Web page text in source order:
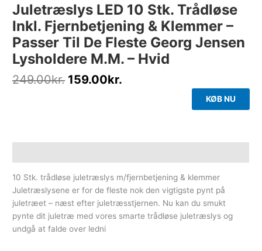
Juletræslys LED 10 Stk. Trådløse
Inkl. Fjernbetjening & Klemmer –
Passer Til De Fleste Georg Jensen
Lysholdere M.m. – Hvid
249.00kr. 159.00kr.
KØB NU
10 Stk. trådløse juletræslys m/fjernbetjening & klemmer
Juletræslysene er for de fleste nok den vigtigste pynt på
juletræet – næst efter juletræsstjernen. Nu kan du smukt
pynte dit juletræ med vores smarte trådløse juletræslys og
undgå at falde over ledni